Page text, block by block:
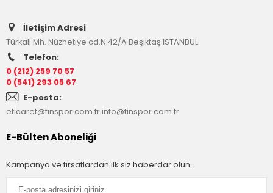
İletişim Adresi
Türkali Mh. Nüzhetiye cd.N:42/A Beşiktaş İSTANBUL
Telefon:
0 (212) 259 70 57
0 (541) 293 05 67
E-posta:
eticaret@finspor.com.trinfo@finspor.com.tr
E-Bülten Aboneliği
Kampanya ve fırsatlardan ilk siz haberdar olun.